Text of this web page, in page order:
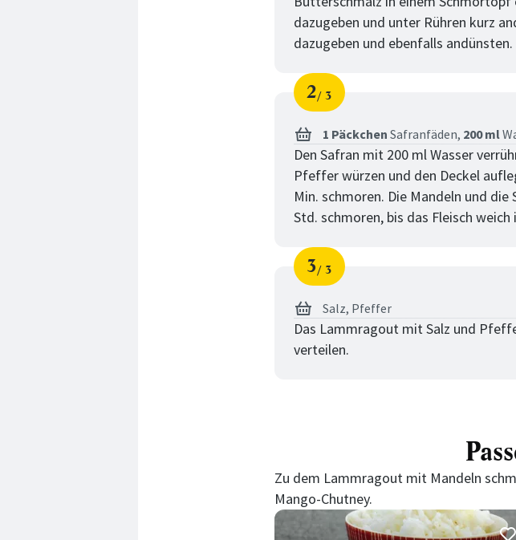
dazugeben und unter Rühren kurz
dazugeben und ebenfalls
Schritt
2
von
3
1 Päckchen Safranfäden, 200 ml
Den Safran mit 200 ml Wasser
Pfeffer würzen und den Deckel
Min. schmoren. Die Mandeln und
Std. schmoren, bis das Fleisch weich
Schritt
3
von
3
Salz, Pfeffer
Das Lammragout mit Salz und
verteilen.
Zu dem Lammragout mit Mandeln
Mango-Chutney.